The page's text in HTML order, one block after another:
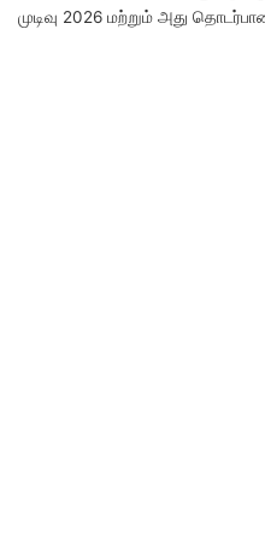
முடிவு 2026 மற்றும் அது